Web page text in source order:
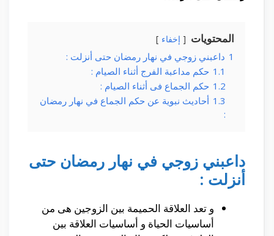
المحتويات إخفاء
1 داعبني زوجي في نهار رمضان حتى أنزلت :
1.1 حكم مداعبة الفرج أثناء الصيام :
1.2 حكم الجماع فى أثناء الصيام :
1.3 أحاديث نبوية عن حكم الجماع في نهار رمضان
:
داعبني زوجي في نهار رمضان حتى
أنزلت :
و تعد العلاقة الحميمة بين الزوجين هى من
أساسيات الحياة و أساسيات العلاقة بين